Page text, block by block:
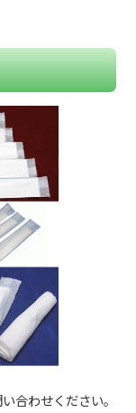
合わせください。